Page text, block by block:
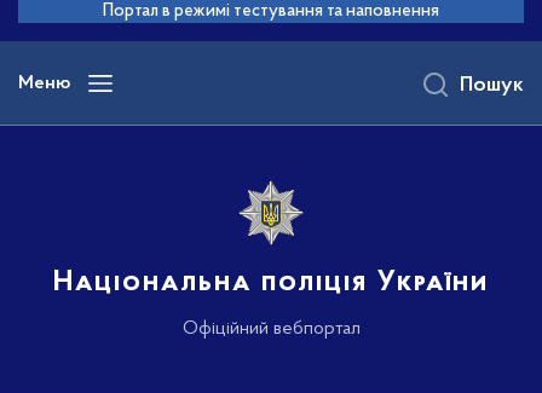
основного
вмісту
Портал в режимі тестування та наповнення
Меню
Національна поліція України
Офіційний вебпортал
Пошук